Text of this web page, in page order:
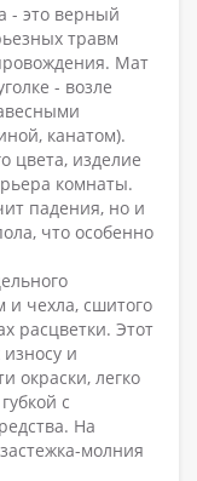
- это верный
травм
Мат
- возле
канатом).
цвета, изделие
комнаты.
падения, но и
что особенно
и чехла, сшитого
расцветки. Этот
и
окраски, легко
с
На
молния